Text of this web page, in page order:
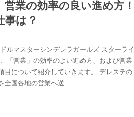
営業の効率の良い進め方！
事は？
ルマスターシンデレラガールズ スターライ
「営業」の効率のよい進め方、および営業
目について紹介していきます。 デレステの
全国各地の営業へ送…